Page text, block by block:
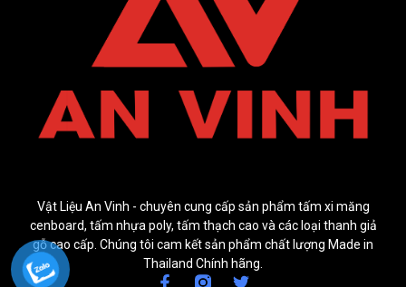
Vật Liệu An Vinh - chuyên cung cấp sản phẩm tấm xi măng
cenboard, tấm nhựa poly, tấm thạch cao và các loại thanh giả
gỗ cao cấp. Chúng tôi cam kết sản phẩm chất lượng Made in
Thailand Chính hãng.